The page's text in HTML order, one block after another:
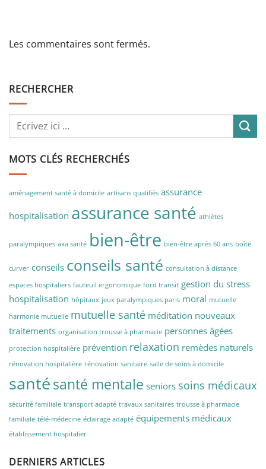
Les commentaires sont fermés.
RECHERCHER
MOTS CLÉS RECHERCHÉS
aménagement santé à domicile artisans qualifiés assurance
hospitalisation assurance santé athlètes
paralympiques axa santé bien-être bien-être après 60 ans boîte
curver conseils conseils santé consultation à distance
espaces hospitaliers fauteuil ergonomique ford transit gestion du stress
hospitalisation hôpitaux jeux paralympiques paris moral mutuelle
harmonie mutuelle mutuelle santé méditation nouveaux
traitements organisation trousse à pharmacie personnes âgées
protection hospitalière prévention relaxation remèdes naturels
rénovation hospitalière rénovation sanitaire salle de soins à domicile
santésanté mentale seniors soins médicaux
sécurité familiale transport adapté travaux sanitaires trousse à pharmacie
familiale télé-médecine éclairage adapté équipements médicaux
établissement hospitalier
DERNIERS ARTICLES